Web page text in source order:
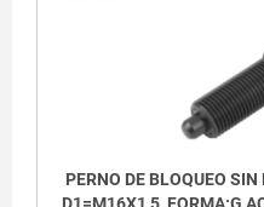
PERNO DE BLOQUEO